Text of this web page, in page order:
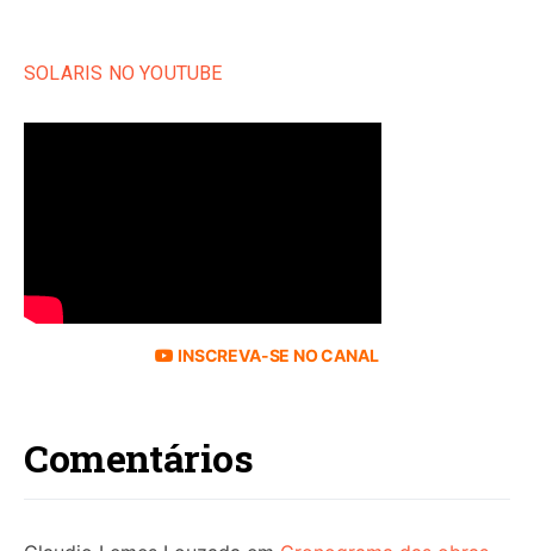
SOLARIS NO YOUTUBE
INSCREVA-SE NO CANAL
Comentários